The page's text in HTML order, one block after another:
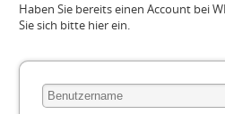
Haben Sie bereits einen Account bei
Sie sich bitte hier ein.